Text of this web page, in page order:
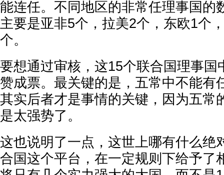
能连任。不同地区的非常任理事国的
主要是亚非5个，拉美2个，东欧1个
个。
要想通过审核，这15个联合国理事国
赞成票。最关键的是，五常中不能有
其实后者才是事情的关键，因为五常
是太强势了。
这也说明了一点，这世上哪有什么绝
合国这个平台，在一定规则下给予了